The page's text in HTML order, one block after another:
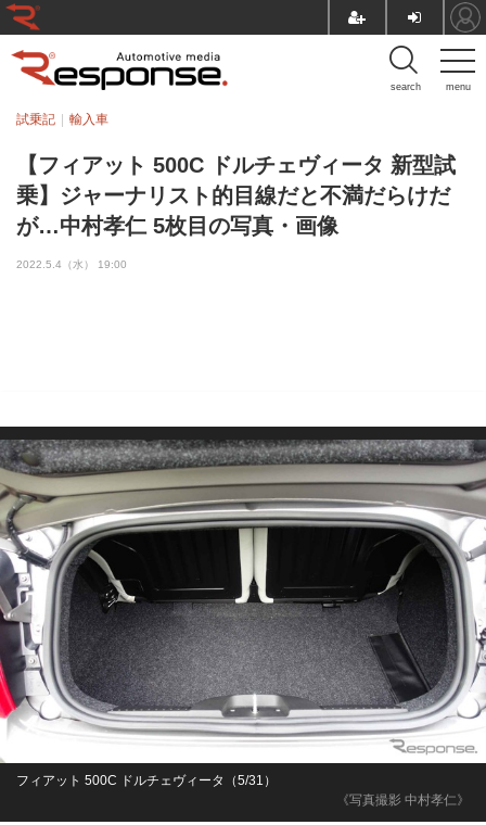
menu
search
【フィアット 500C ドルチェヴィータ 新型試
乗】ジャーナリスト的目線だと不満だらけだ
が…中村孝仁 5枚目の写真・画像
試乗記 輸入車
2022.5.4（水） 19:00
《写真撮影 中村孝仁》
フィアット 500C ドルチェヴィータ（5/31）